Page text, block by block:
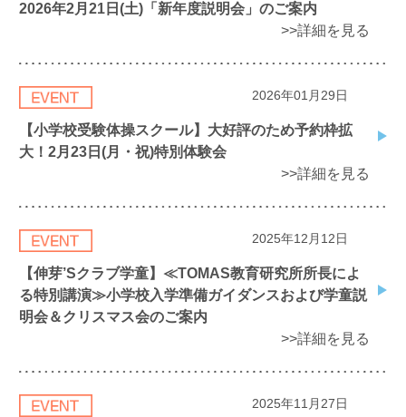
2026年2月21日(土)「新年度説明会」のご案内
>>詳細を見る
2026年01月29日
【小学校受験体操スクール】大好評のため予約枠拡
大！2月23日(月・祝)特別体験会
>>詳細を見る
2025年12月12日
【伸芽’Sクラブ学童】≪TOMAS教育研究所所長によ
る特別講演≫小学校入学準備ガイダンスおよび学童説
明会＆クリスマス会のご案内
>>詳細を見る
2025年11月27日